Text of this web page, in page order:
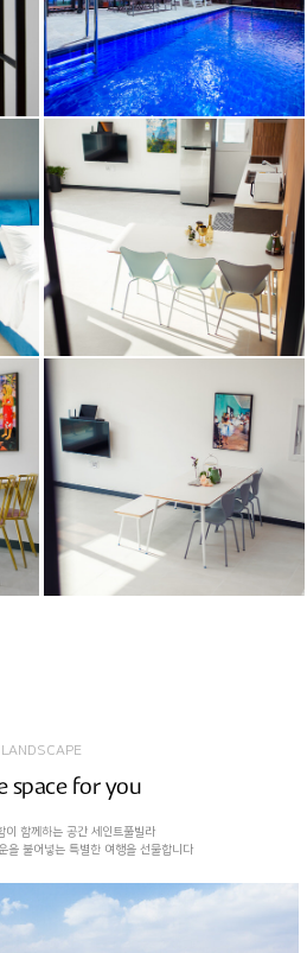
LANDSCAPE
space for you
이 함께하는 공간 세인트풀빌라
을 불어넣는 특별한 여행을 선물합니다